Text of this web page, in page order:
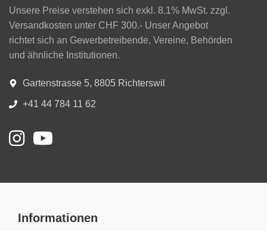
Unsere Preise verstehen sich exkl. 8.1% MwSt. zzgl.
Versandkosten unter CHF 300.- Unser Angebot
richtet sich an Gewerbetreibende, Vereine, Behörden
und ähnliche Institutionen.
Gartenstrasse 5, 8805 Richterswil
+41 44 784 11 62
Informationen